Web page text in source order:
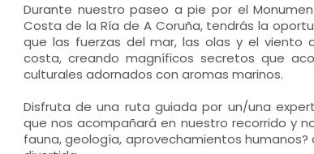
Durante nuestro paseo a pie por el
Costa de la Ría de A Coruña, tendrás la
que las fuerzas del mar, las olas y el viento
costa, creando magníficos secretos que
culturales adornados con aromas marinos.
Disfruta de una ruta guiada por un/una
que nos acompañará en nuestro recorrido y
fauna, geología, aprovechamientos